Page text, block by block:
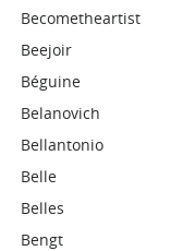
Becometheartist
Beejoir
Béguine
Belanovich
Bellantonio
Belle
Belles
Bengt